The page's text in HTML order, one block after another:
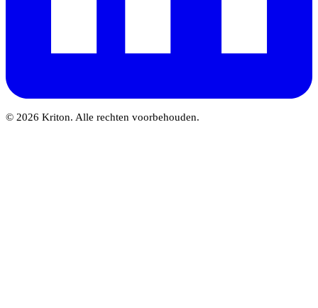
© 2026 Kriton. Alle rechten voorbehouden.